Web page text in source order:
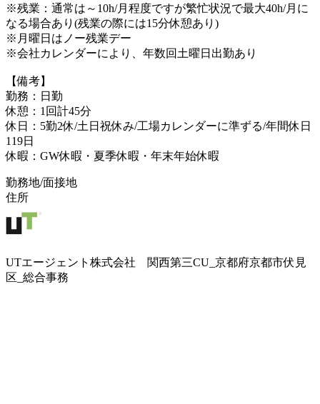
※残業：通常は～10h/月程度ですが繁忙状況で最大40h/月に
なる場合あり(残業の際には15分休憩あり)
※月曜日はノー残業デー
※会社カレンダーにより、年数回土曜日出勤あり
【備考】
勤務：日勤
休憩：1回計45分
休日：5勤2休/土日祝休み/工場カレンダーに準ずる/年間休日
119日
休暇：GW休暇・夏季休暇・年末年始休暇
勤務地/面接地
住所
UTエージェント株式会社 関西第三CU_京都府京都市伏見
区_総合事務